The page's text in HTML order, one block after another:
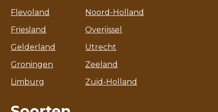
Flevoland
Friesland
Gelderland
Groningen
Limburg
Noord-Holland
Overijssel
Utrecht
Zeeland
Zuid-Holland